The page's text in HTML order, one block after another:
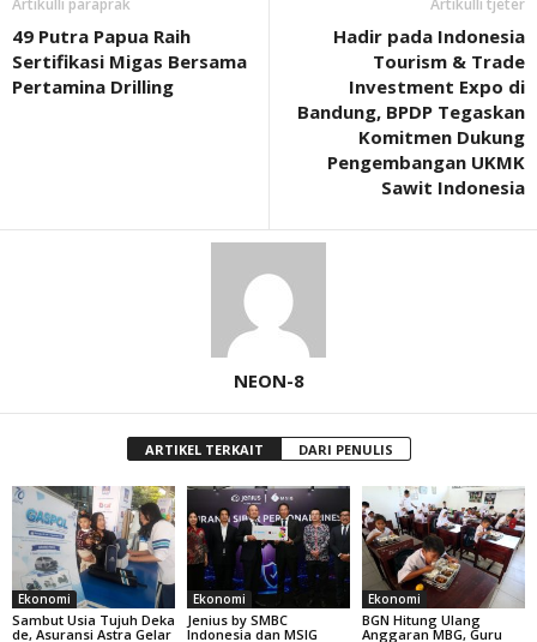
Artikulli paraprak
49 Putra Papua Raih
Sertifikasi Migas Bersama
Pertamina Drilling
Artikulli tjetër
Hadir pada Indonesia
Tourism & Trade
Investment Expo di
Bandung, BPDP Tegaskan
Komitmen Dukung
Pengembangan UKMK
Sawit Indonesia
NEON-8
ARTIKEL TERKAIT DARI PENULIS
Ekonomi
Sambut Usia Tujuh Deka
de, Asuransi Astra Gelar
Ekonomi
Jenius by SMBC
Indonesia dan MSIG
Ekonomi
BGN Hitung Ulang
Anggaran MBG, Guru